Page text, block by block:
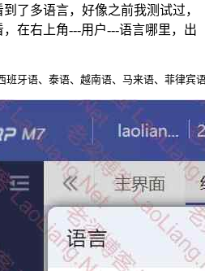
了多语言，好像之前我测试过，
在右上角---用户---语言哪里，出
班牙语、泰语、越南语、马来语、菲律宾